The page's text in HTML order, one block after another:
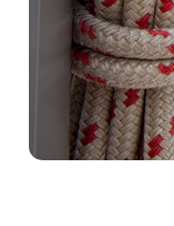
Kapcsolat
Hírek / Blog
Rólunk
Partnerek